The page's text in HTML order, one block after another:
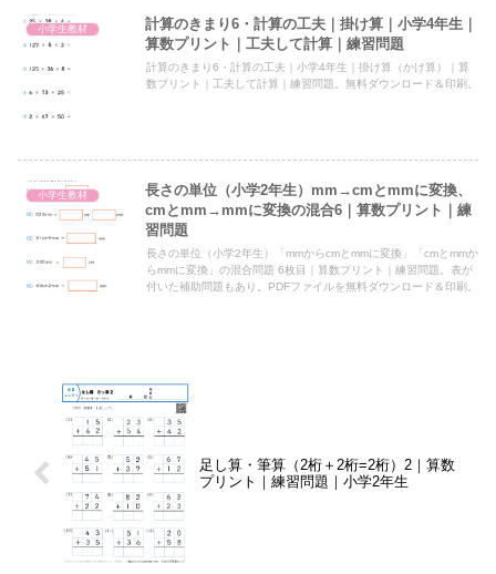
小学生教材
計算のきまり6・計算の工夫｜掛け算｜小学4年生｜
算数プリント｜工夫して計算｜練習問題
計算のきまり6・計算の工夫｜小学4年生｜掛け算（かけ算）｜算
数プリント｜工夫して計算｜練習問題。無料ダウンロード＆印刷。
小学生教材
長さの単位（小学2年生）mm→cmとmmに変換、
cmとmm→mmに変換の混合6｜算数プリント｜練
習問題
長さの単位（小学2年生）「mmからcmとmmに変換」「cmとmmか
らmmに変換」の混合問題 6枚目｜算数プリント｜練習問題。表が
付いた補助問題もあり。PDFファイルを無料ダウンロード＆印刷。
足し算・筆算（2桁＋2桁=2桁）2｜算数
プリント｜練習問題｜小学2年生